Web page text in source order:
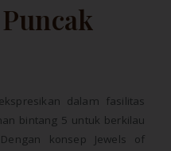
dalam fasilitas
bintang 5 untuk berkilau
konsep Jewels of